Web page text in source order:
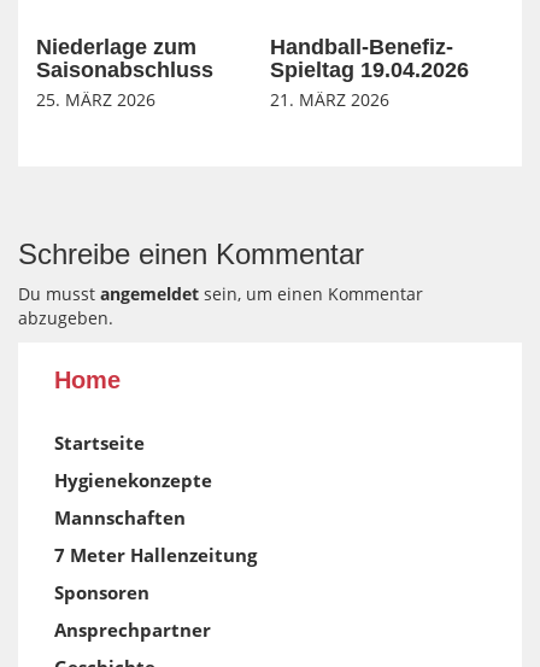
Niederlage zum
Saisonabschluss
25. MÄRZ 2026
Handball-Benefiz-
Spieltag 19.04.2026
21. MÄRZ 2026
Schreibe einen Kommentar
Du musst angemeldet sein, um einen Kommentar
abzugeben.
Home
Startseite
Hygienekonzepte
Mannschaften
7 Meter Hallenzeitung
Sponsoren
Ansprechpartner